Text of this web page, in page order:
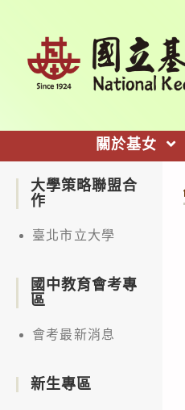
關於基女
大學策略聯盟合
作
臺北市立大學
國中教育會考專
區
會考最新消息
新生專區